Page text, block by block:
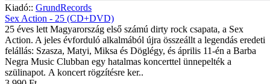
Kiadó:: GrundRecords
Sex Action - 25 (CD+DVD)
25 éves lett Magyarország első számú dirty rock csapata, a Sex
Action. A jeles évforduló alkalmából újra összeállt a legendás eredeti
felállás: Szasza, Matyi, Miksa és Döglégy, és április 11-én a Barba
Negra Music Clubban egy hatalmas koncerttel ünnepelték a
szülinapot. A koncert rögzítésre ker..